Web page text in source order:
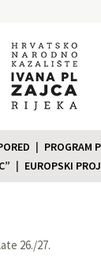
PROGRAM
EUROPSKI
26./27.